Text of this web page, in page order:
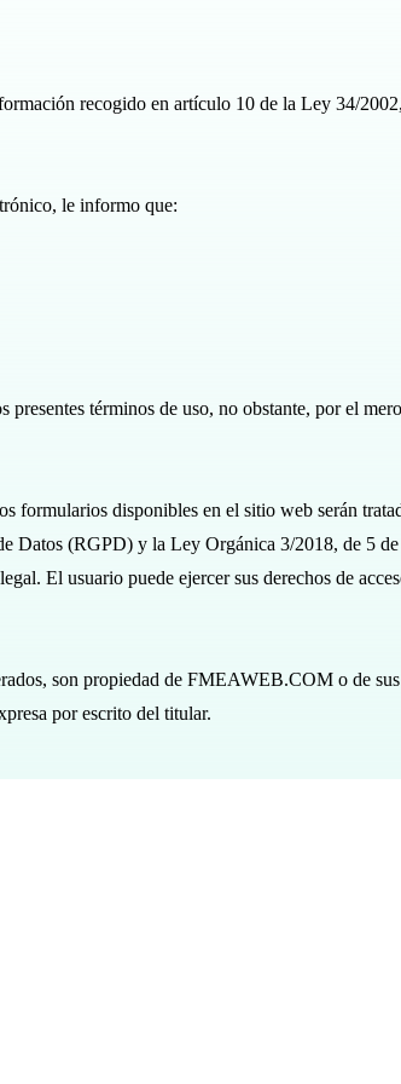
recogido en artículo 10 de la Ley 34/
le informo que:
términos de uso, no obstante, por el
formularios disponibles en el sitio web serán
Datos (RGPD) y la Ley Orgánica 3/2018, de 5
El usuario puede ejercer sus derechos de
son propiedad de FMEAWEB.COM o de
por escrito del titular.